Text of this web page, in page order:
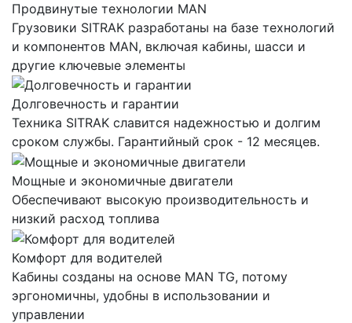
Продвинутые технологии MAN
Грузовики SITRAK разработаны на базе технологий
и компонентов MAN, включая кабины, шасси и
другие ключевые элементы
Долговечность и гарантии
Техника SITRAK славится надежностью и долгим
сроком службы. Гарантийный срок - 12 месяцев.
Мощные и экономичные двигатели
Обеспечивают высокую производительность и
низкий расход топлива
Комфорт для водителей
Кабины созданы на основе MAN TG, потому
эргономичны, удобны в использовании и
управлении